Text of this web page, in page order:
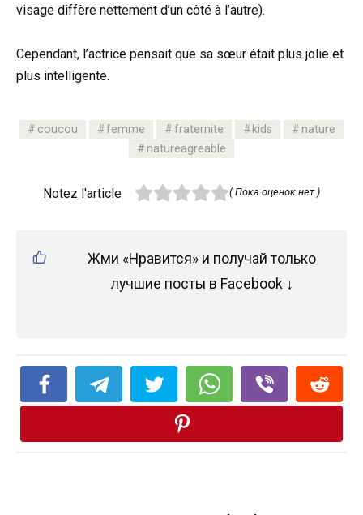
visage diffère nettement d’un côté à l’autre).
Cependant, l’actrice pensait que sa sœur était plus jolie et
plus intelligente.
coucou femme fraternite kids
nature
natureagreable
Notez l'article ( Пока оценок нет )
Жми «Нравится» и получай только
лучшие посты в Facebook ↓